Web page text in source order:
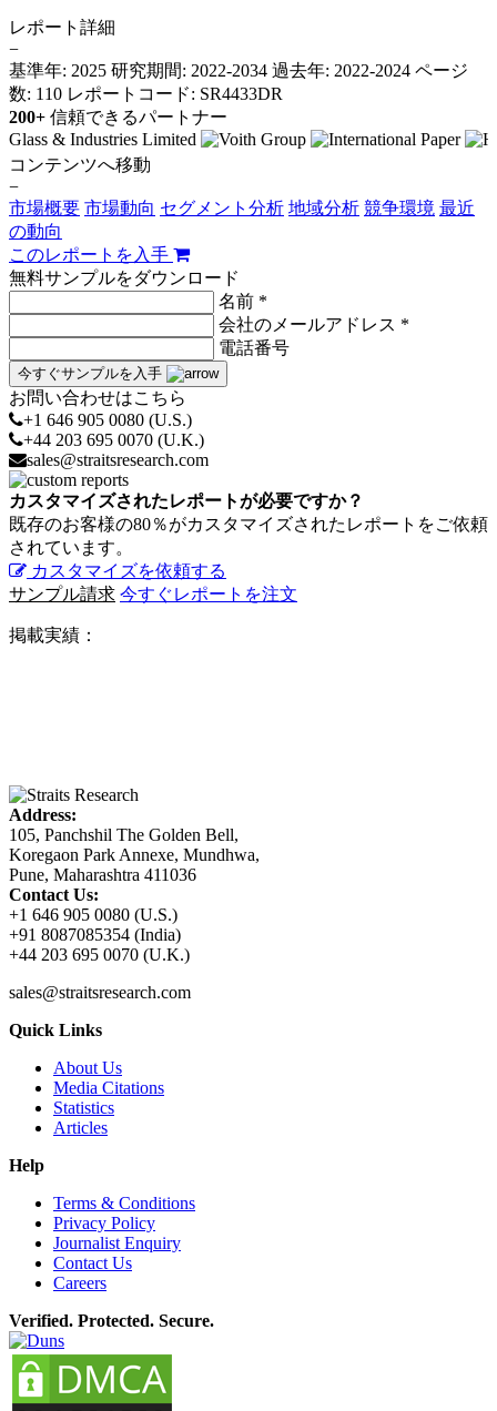
レポート詳細
−
基準年: 2025 研究期間: 2022-2034 過去年: 2022-2024 ページ
数: 110 レポートコード: SR4433DR
200+ 信頼できるパートナー
コンテンツへ移動
−
市場概要 市場動向 セグメント分析 地域分析 競争環境 最近
の動向
このレポートを入手
無料サンプルをダウンロード
名前 *
会社のメールアドレス *
電話番号
今すぐサンプルを入手
お問い合わせはこちら
+1 646 905 0080 (U.S.)
+44 203 695 0070 (U.K.)
sales@straitsresearch.com
カスタマイズされたレポートが必要ですか？
既存のお客様の80％がカスタマイズされたレポートをご依頼
されています。
カスタマイズを依頼する
サンプル請求 今すぐレポートを注文
掲載実績：
Address:
105, Panchshil The Golden Bell,
Koregaon Park Annexe, Mundhwa,
Pune, Maharashtra 411036
Contact Us:
+1 646 905 0080 (U.S.)
+91 8087085354 (India)
+44 203 695 0070 (U.K.)
sales@straitsresearch.com
Quick Links
About Us
Media Citations
Statistics
Articles
Help
Terms & Conditions
Privacy Policy
Journalist Enquiry
Contact Us
Careers
Verified. Protected. Secure.